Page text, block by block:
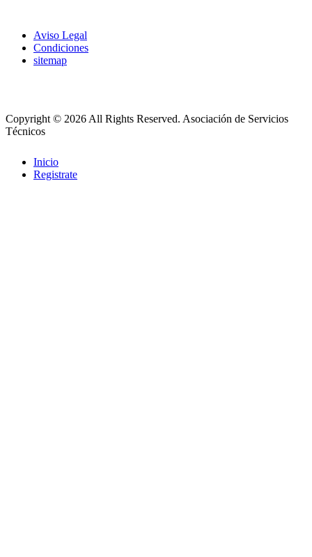
Aviso Legal
Condiciones
sitemap
Copyright © 2026 All Rights Reserved. Asociación de Servicios
Técnicos
Inicio
Registrate